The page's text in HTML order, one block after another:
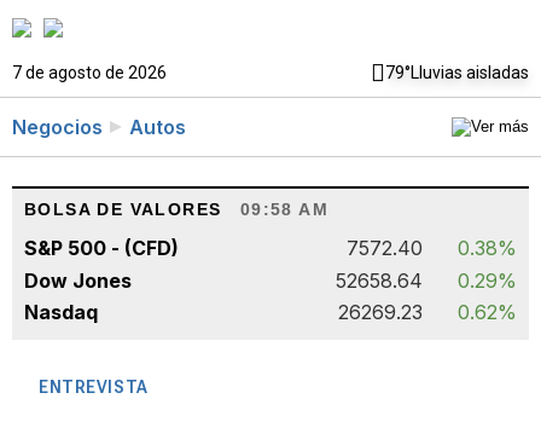
7 de agosto de 2026 79°Lluvias aisladas
Negocios Autos
BOLSA DE VALORES 09:58 AM
S&P 500 - (CFD) 7572.40
0.38%
Dow Jones
52658.64
0.29%
Nasdaq
26269.23 0.62%
ENTREVISTA